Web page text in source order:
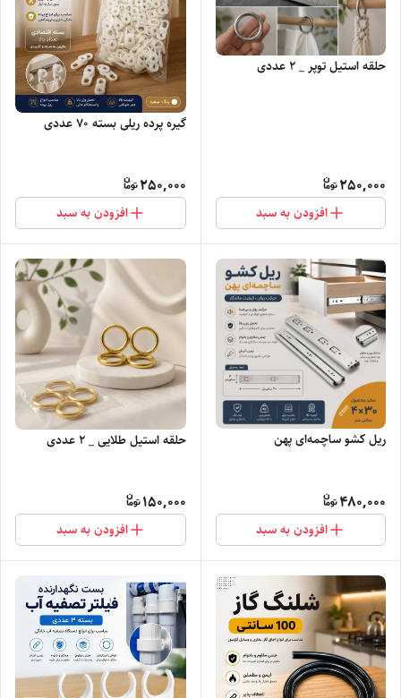
حلقه استیل توپر _ ۲ عددی
250,000
افزودن به سبد
گیره پرده ریلی بسته ۷۰ عددی
250,000
افزودن به سبد
ریل کشو ساچمه‌ای پهن
480,000
افزودن به سبد
حلقه استیل طلایی _ ۲ عددی
150,000
افزودن به سبد